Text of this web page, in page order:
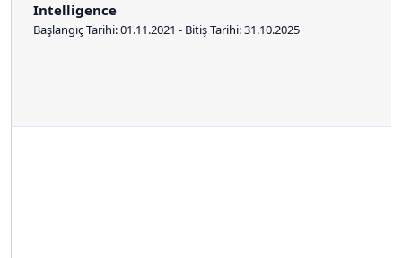
Intelligence
Başlangıç Tarihi: 01.11.2021 - Bitiş Tarihi: 31.10.2025